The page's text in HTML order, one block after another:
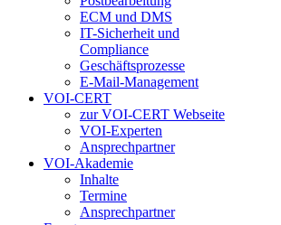
ECM und DMS
IT-Sicherheit und
Compliance
Geschäftsprozesse
E-Mail-Management
VOI-CERT
zur VOI-CERT Webseite
VOI-Experten
Ansprechpartner
VOI-Akademie
Inhalte
Termine
Ansprechpartner